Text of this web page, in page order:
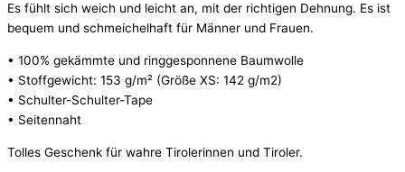
Es fühlt sich weich und leicht an, mit der richtigen Dehnung. Es ist
bequem und schmeichelhaft für Männer und Frauen.
• 100% gekämmte und ringgesponnene Baumwolle
• Stoffgewicht: 153 g/m² (Größe XS: 142 g/m2)
• Schulter-Schulter-Tape
• Seitennaht
Tolles Geschenk für wahre Tirolerinnen und Tiroler.